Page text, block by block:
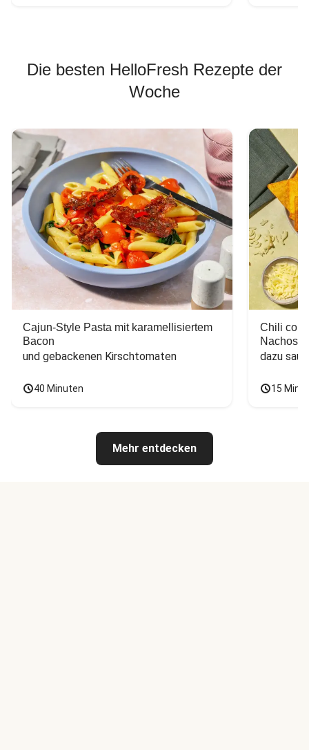
Die besten HelloFresh Rezepte der
Woche
Cajun-Style Pasta mit karamellisiertem
Bacon
und gebackenen Kirschtomaten
40 Minuten
Chili con
Nachos
dazu
15
Mehr entdecken